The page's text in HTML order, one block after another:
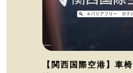
【関西国際空港】車